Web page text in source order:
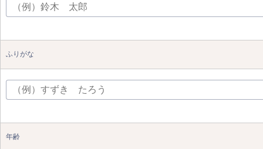
ふりがな
年齢